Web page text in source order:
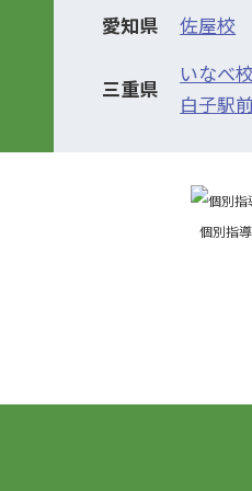
愛知県 佐屋校
三重県
いなべ
白子駅
個別指